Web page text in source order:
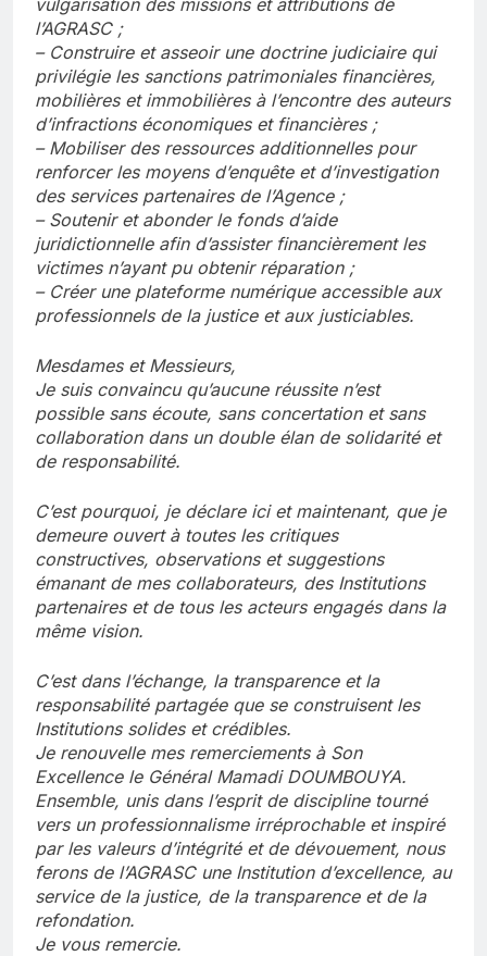
l’AGRASC ;
– Construire et asseoir une doctrine judiciaire qui
privilégie les sanctions patrimoniales financières,
mobilières et immobilières à l’encontre des auteurs
d’infractions économiques et financières ;
– Mobiliser des ressources additionnelles pour
renforcer les moyens d’enquête et d’investigation
des services partenaires de l’Agence ;
– Soutenir et abonder le fonds d’aide
juridictionnelle afin d’assister financièrement les
victimes n’ayant pu obtenir réparation ;
– Créer une plateforme numérique accessible aux
professionnels de la justice et aux justiciables.
Mesdames et Messieurs,
Je suis convaincu qu’aucune réussite n’est
possible sans écoute, sans concertation et sans
collaboration dans un double élan de solidarité et
de responsabilité.
C’est pourquoi, je déclare ici et maintenant, que je
demeure ouvert à toutes les critiques
constructives, observations et suggestions
émanant de mes collaborateurs, des Institutions
partenaires et de tous les acteurs engagés dans la
même vision.
C’est dans l’échange, la transparence et la
responsabilité partagée que se construisent les
Institutions solides et crédibles.
Je renouvelle mes remerciements à Son
Excellence le Général Mamadi DOUMBOUYA.
Ensemble, unis dans l’esprit de discipline tourné
vers un professionnalisme irréprochable et inspiré
par les valeurs d’intégrité et de dévouement, nous
ferons de l’AGRASC une Institution d’excellence, au
service de la justice, de la transparence et de la
refondation.
Je vous remercie.